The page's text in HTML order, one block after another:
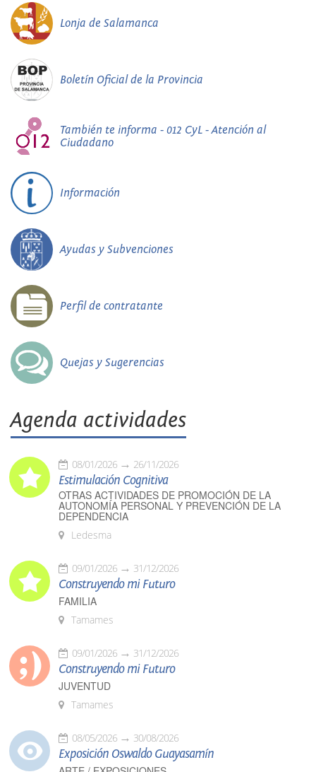
Lonja de Salamanca
Boletín Oficial de la Provincia
También te informa - 012 CyL - Atención al
Ciudadano
Información
Ayudas y Subvenciones
Perfil de contratante
Quejas y Sugerencias
Agenda actividades
08/01/2026 26/11/2026
Estimulación Cognitiva
OTRAS ACTIVIDADES DE PROMOCIÓN DE LA
AUTONOMÍA PERSONAL Y PREVENCIÓN DE LA
DEPENDENCIA
Ledesma
09/01/2026 31/12/2026
Construyendo mi Futuro
FAMILIA
Tamames
09/01/2026 31/12/2026
Construyendo mi Futuro
JUVENTUD
Tamames
08/05/2026 30/08/2026
Exposición Oswaldo Guayasamín